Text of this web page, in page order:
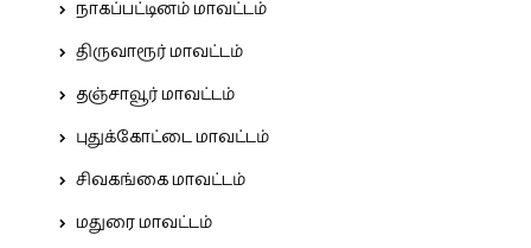
நாகப்பட்டினம் மாவட்டம்
திருவாரூர் மாவட்டம்
தஞ்சாவூர் மாவட்டம்
புதுக்கோட்டை மாவட்டம்
சிவகங்கை மாவட்டம்
மதுரை மாவட்டம்